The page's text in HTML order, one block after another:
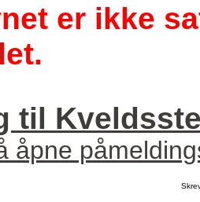
er ikke
til
åpne